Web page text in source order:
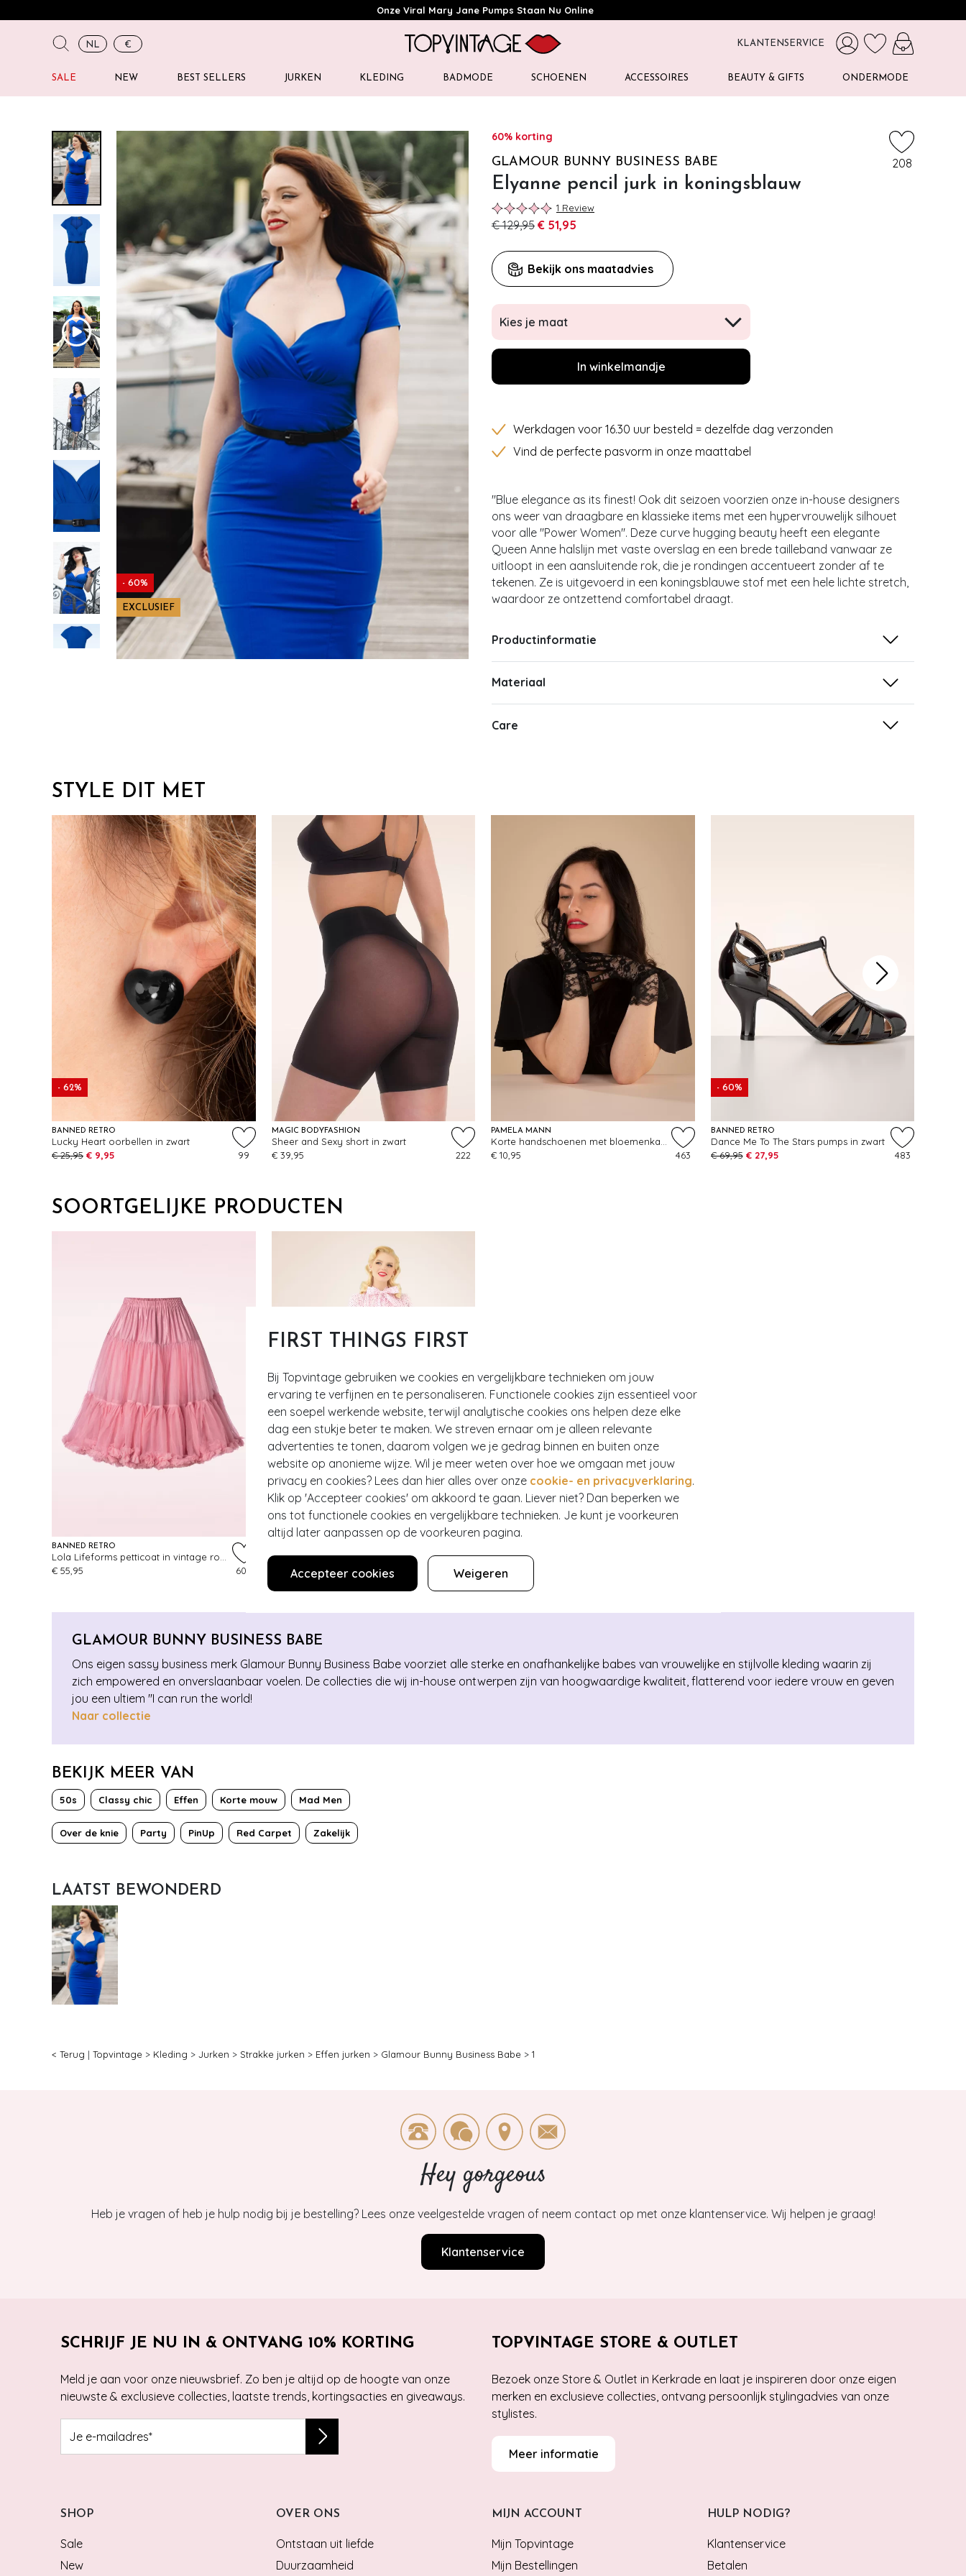
FIRST THINGS FIRST
Bij Topvintage gebruiken we cookies en vergelijkbare technieken om jouw
ervaring te verfijnen en te personaliseren. Functionele cookies zijn essentieel voor
een soepel werkende website, terwijl analytische cookies ons helpen deze elke
dag een stukje beter te maken. We streven ernaar om je alleen relevante
advertenties te tonen, daarom volgen we je gedrag binnen en buiten onze
website op anonieme wijze. Wil je meer weten over hoe we omgaan met jouw
privacy en cookies? Lees dan hier alles over onze cookie- en privacyverklaring.
Klik op 'Accepteer cookies' om akkoord te gaan. Liever niet? Dan beperken we
ons tot functionele cookies en vergelijkbare technieken. Je kunt je voorkeuren
altijd later aanpassen op de voorkeuren pagina.
Accepteer cookies Weigeren
Onze Viral Mary Jane Pumps Staan Nu Online
NL € KLANTENSERVICE
SALE NEW BEST SELLERS JURKEN KLEDING BADMODE SCHOENEN ACCESSOIRES BEAUTY & GIFTS ONDERMODE
- 60%
EXCLUSIEF
60% korting
GLAMOUR BUNNY BUSINESS BABE
Elyanne pencil jurk in koningsblauw
208
1 Review
€ 129,95 € 51,95
Bekijk ons maatadvies
Kies je maat
In winkelmandje
Werkdagen voor 16.30 uur besteld = dezelfde dag verzonden
Vind de perfecte pasvorm in onze maattabel
''Blue elegance as its finest! Ook dit seizoen voorzien onze in-house designers
ons weer van draagbare en klassieke items met een hypervrouwelijk silhouet
voor alle ''Power Women''. Deze curve hugging beauty heeft een elegante
Queen Anne halslijn met vaste overslag en een brede tailleband vanwaar ze
uitloopt in een aansluitende rok, die je rondingen accentueert zonder af te
tekenen. Ze is uitgevoerd in een koningsblauwe stof met een hele lichte stretch,
waardoor ze ontzettend comfortabel draagt.
Productinformatie
Materiaal
Care
STYLE DIT MET
- 62%
BANNED RETRO
Lucky Heart oorbellen in zwart
€ 25,95 € 9,95 99
MAGIC BODYFASHION
Sheer and Sexy short in zwart
€ 39,95
222
PAMELA MANN
€ 10,95
463
- 60%
BANNED RETRO
Dance Me To The Stars pumps in zwart
€ 69,95 € 27,95 483
SOORTGELIJKE PRODUCTEN
BANNED RETRO
€ 55,95
609
Party On pantalon in zwart
€ 59,95
999+
GLAMOUR BUNNY BUSINESS BABE
Ons eigen sassy business merk Glamour Bunny Business Babe voorziet alle sterke en onafhankelijke babes van vrouwelijke en stijlvolle kleding waarin zij
zich empowered en onverslaanbaar voelen. De collecties die wij in-house ontwerpen zijn van hoogwaardige kwaliteit, flatterend voor iedere vrouw en geven
jou een ultiem ''I can run the world!
Naar collectie
BEKIJK MEER VAN
50s Classy chic Effen Korte mouw Mad Men
Over de knie Party PinUp Red Carpet Zakelijk
LAATST BEWONDERD
< Terug | Topvintage > Kleding > Jurken > Strakke jurken > Effen jurken > Glamour Bunny Business Babe > 1
Hey gorgeous
Heb je vragen of heb je hulp nodig bij je bestelling? Lees onze veelgestelde vragen of neem contact op met onze klantenservice. Wij helpen je graag!
Klantenservice
SCHRIJF JE NU IN & ONTVANG 10% KORTING
Meld je aan voor onze nieuwsbrief. Zo ben je altijd op de hoogte van onze
nieuwste & exclusieve collecties, laatste trends, kortingsacties en giveaways.
TOPVINTAGE STORE & OUTLET
Bezoek onze Store & Outlet in Kerkrade en laat je inspireren door onze eigen
merken en exclusieve collecties, ontvang persoonlijk stylingadvies van onze
stylistes.
Meer informatie
SHOP
Sale
New
OVER ONS
Ontstaan uit liefde
Duurzaamheid
MIJN ACCOUNT
Mijn Topvintage
Mijn Bestellingen
HULP NODIG?
Klantenservice
Betalen